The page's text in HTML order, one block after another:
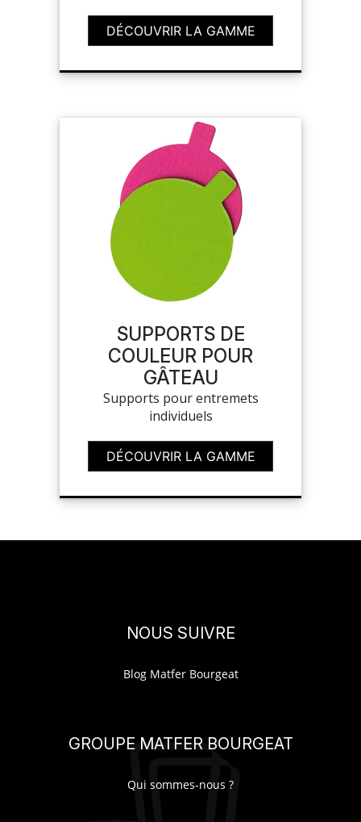
DÉCOUVRIR LA GAMME
SUPPORTS DE
COULEUR POUR
GÂTEAU
Supports pour entremets
individuels
DÉCOUVRIR LA GAMME
NOUS SUIVRE
Blog Matfer Bourgeat
GROUPE MATFER BOURGEAT
Qui sommes-nous ?